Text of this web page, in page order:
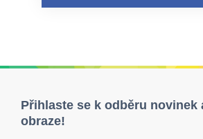
Přihlaste se k odběru novinek
obraze!